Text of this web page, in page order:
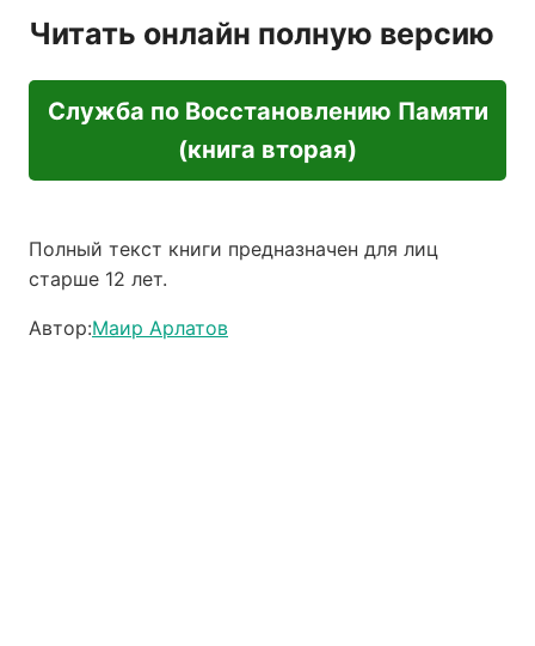
Читать онлайн полную версию
Служба по Восстановлению Памяти
(книга вторая)
Полный текст книги предназначен для лиц
старше 12 лет.
Автор:Маир Арлатов